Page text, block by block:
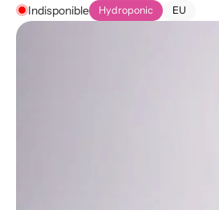
Indisponible Hydroponic EU